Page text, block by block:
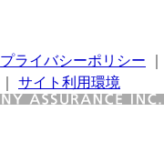
プライバシーポリシー
サイト利用環境